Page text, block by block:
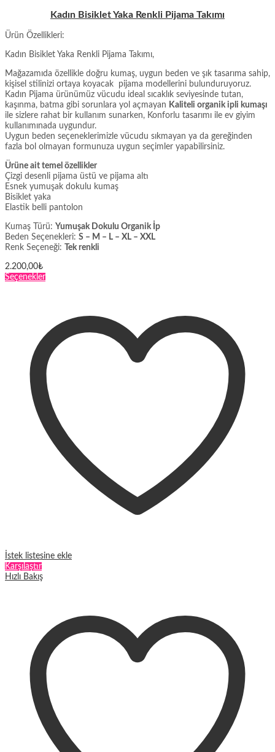
Kadın Bisiklet Yaka Renkli Pijama Takımı
Ürün Özellikleri:
Kadın Bisiklet Yaka Renkli Pijama Takımı,
Mağazamıda özellikle doğru kumaş, uygun beden ve şık tasarıma sahip,
kişisel stilinizi ortaya koyacak pijama modellerini bulunduruyoruz.
Kadın Pijama ürünümüz vücudu ideal sıcaklık seviyesinde tutan,
kaşınma, batma gibi sorunlara yol açmayan Kaliteli organik ipli kumaşı
ile sizlere rahat bir kullanım sunarken, Konforlu tasarımı ile ev giyim
kullanımınada uygundur.
Uygun beden seçeneklerimizle vücudu sıkmayan ya da gereğinden
fazla bol olmayan formunuza uygun seçimler yapabilirsiniz.
Ürüne ait temel özellikler
Çizgi desenli pijama üstü ve pijama altı
Esnek yumuşak dokulu kumaş
Bisiklet yaka
Elastik belli pantolon
Kumaş Türü: Yumuşak Dokulu Organik İp
Beden Seçenekleri: S – M – L – XL – XXL
Renk Seçeneği:
Tek renkli
2.200,00₺
SeçeneklerBu
varyasyonu
var.
Seçenekler
ürün
sayfasından
seçilebilir
İstek listesine ekle
Karşılaştır
Hızlı Bakış